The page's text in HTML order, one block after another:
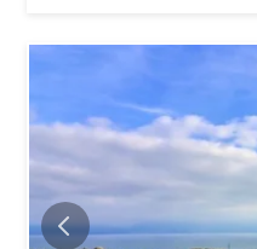
Zugang zur Wohnung und
angrenzendem Balkon
Badezimmer mit
grosser, lichtdurchfluteter
wunderschönen Glastüre,
schönen,
Küche, die zum
Ein Waschraum und ein